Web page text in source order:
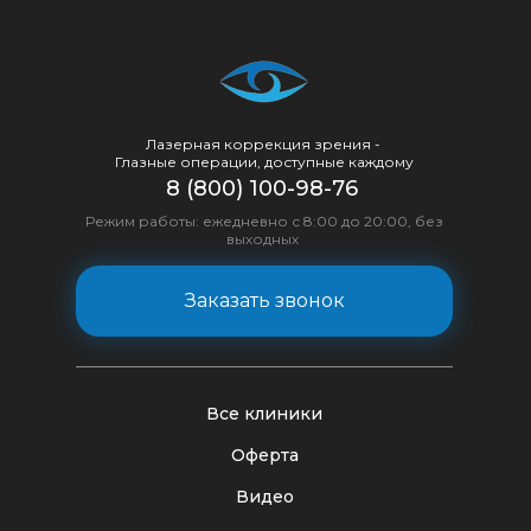
Лазерная коррекция зрения -
Глазные операции, доступные каждому
Оферта
Видео
Все клиники
8 (800) 100-98-76
Режим работы: ежедневно с 8:00 до 20:00, без
выходных
Заказать звонок